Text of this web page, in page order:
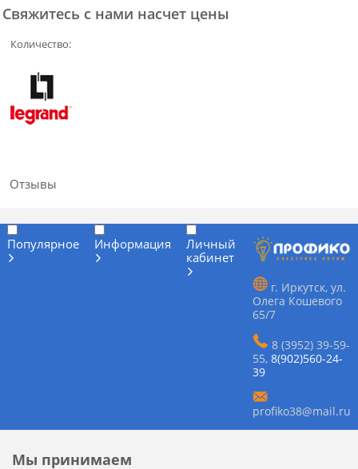
Свяжитесь с нами насчет цены
Количество:
Отзывы
Популярное Информация
Личный
кабинет
г. Иркутск, ул.
Олега Кошевого
65/7
8 (3952) 39-59-
55, 8(902)560-24-
39
profiko38@mail.ru
Мы принимаем